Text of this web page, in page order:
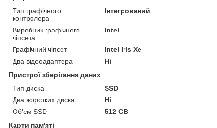
Тип графічного
контролера
Інтегрований
Виробник графічного
чіпсета
Intel
Графічний чіпсет
Intel Iris Xe
Два відеоадаптера
Ні
Пристрої зберігання даних
Тип диска
SSD
Два жорстких диска
Ні
Об'єм SSD
512 GB
Карти пам'яті